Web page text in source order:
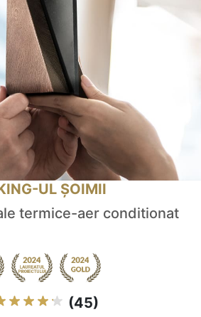
UL ȘOIMII
termice-aer conditionat
(45)